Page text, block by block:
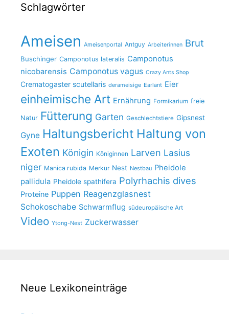
Schlagwörter
Ameisen Ameisenportal Antguy Arbeiterinnen Brut
Buschinger Camponotus lateralis Camponotus
nicobarensis Camponotus vagus Crazy Ants Shop
Crematogaster scutellaris derameisige Earlant Eier
einheimische Art Ernährung Formikarium freie
Natur Fütterung Garten Geschlechtstiere Gipsnest
Gyne Haltungsbericht Haltung von
Exoten Königin Königinnen Larven Lasius
niger Manica rubida Merkur Nest Nestbau Pheidole
pallidula Pheidole spathifera Polyrhachis dives
Proteine Puppen Reagenzglasnest
Schokoschabe Schwarmflug südeuropäische Art
Video Ytong-Nest Zuckerwasser
Neue Lexikoneinträge